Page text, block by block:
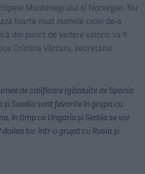
Muntenegrului și Norvegiei. Nu
foarte mult numele celei de-a
din punct de vedere valoric va fi
Cristina Vărzaru, secretarul
de calificare (găzduite de Spania
și Suedia sunt favorite în grupa cu
în timp ce Ungaria și Serbia se vor
loc într-o grupă cu Rusia și